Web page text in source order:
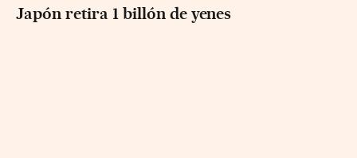
Japón retira 1 billón de yenes